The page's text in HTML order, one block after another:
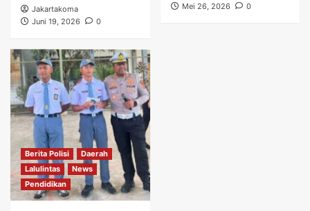
Jakartakoma
Juni 19, 2026
0
Mei 26, 2026
0
Berita Polisi
Daerah
Lalulintas
News
Pendidikan